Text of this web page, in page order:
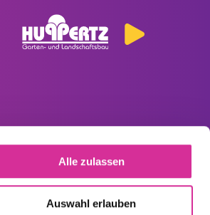
Alle zulassen
Auswahl erlauben